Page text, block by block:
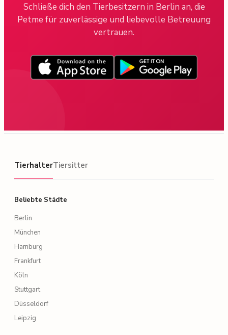
Schließe dich den Tierbesitzern in Berlin an, die
Petme für zuverlässige und liebevolle Betreuung
vertrauen.
Tierhalter
TierhalterTiersitter
Beliebte Städte
Berlin
München
Hamburg
Frankfurt
Köln
Stuttgart
Düsseldorf
Leipzig